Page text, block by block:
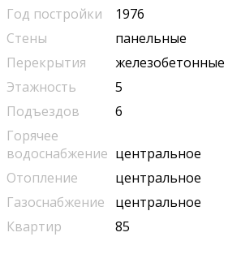
Год постройки
1976
Стены
панельные
Перекрытия
железобетонные
Этажность
5
Подъездов
6
Горячее
водоснабжение центральное
Отопление
центральное
Газоснабжение
центральное
Квартир
85